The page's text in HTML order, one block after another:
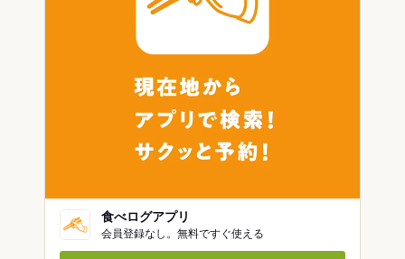
食べログアプリ
会員登録なし。無料ですぐ使える